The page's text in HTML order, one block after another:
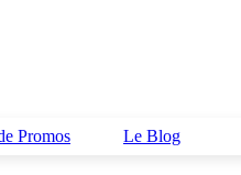
Promos Le Blog